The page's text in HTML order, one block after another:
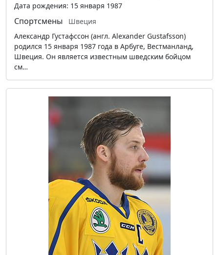
Дата рождения: 15 января 1987
Спортсмены
Швеция
Александр Густафссон (англ. Alexander Gustafsson)
родился 15 января 1987 года в Арбуге, Вестманланд,
Швеция. Он является известным шведским бойцом
см…